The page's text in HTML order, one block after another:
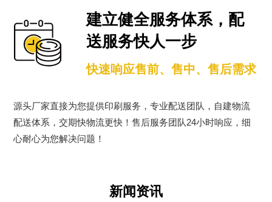
建立健全服务体系，配
送服务快人一步
快速响应售前、售中、售后需求
源头厂家直接为您提供印刷服务，专业配送团队，自建物流
配送体系，交期快物流更快！售后服务团队24小时响应，细
心耐心为您解决问题！
新闻资讯